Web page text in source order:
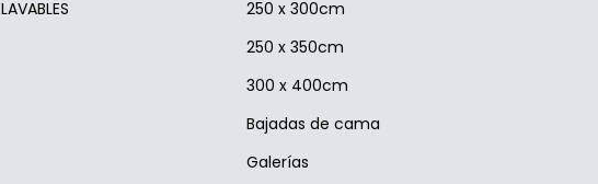
LAVABLES
250 x 300cm
250 x 350cm
300 x 400cm
Bajadas de cama
Galerías